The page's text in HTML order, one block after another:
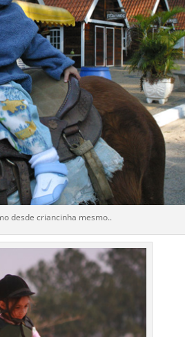
desde criancinha mesmo..